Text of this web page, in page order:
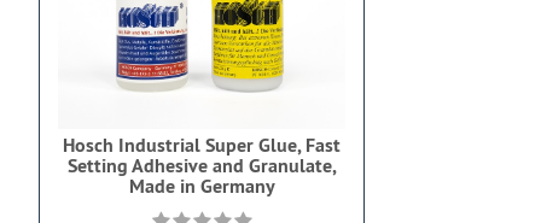
Hosch Industrial Super Glue, Fast
Setting Adhesive and Granulate,
Made in Germany